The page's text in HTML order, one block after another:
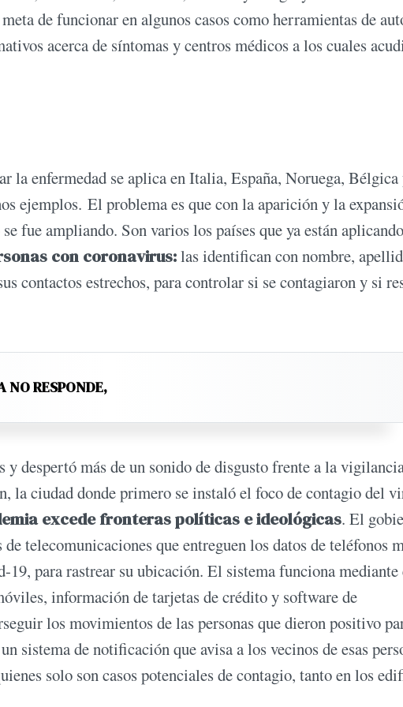
de funcionar en algunos casos como herramientas de
acerca de síntomas y centros médicos a los cuales
la enfermedad se aplica en Italia, España, Noruega, Bélgica
ejemplos. El problema es que con la aparición y la
fue ampliando. Son varios los países que ya están
con coronavirus:las identifican con nombre,
contactos estrechos, para controlar si se contagiaron y si
NO RESPONDE,
despertó más de un sonido de disgusto frente a la
la ciudad donde primero se instaló el foco de contagio del
excede fronteras políticas e ideológicas. El
telecomunicaciones que entreguen los datos de teléfonos
19, para rastrear su ubicación. El sistema funciona mediante
información de tarjetas de crédito y software de
los movimientos de las personas que dieron positivo
sistema de notificación que avisa a los vecinos de esas
solo son casos potenciales de contagio, tanto en los